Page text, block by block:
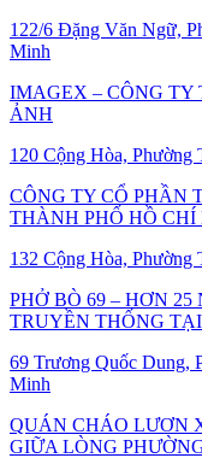
122/6 Đặng Văn Ngữ,
Minh
IMAGEX – CÔNG
ẢNH
120 Cộng Hòa, Phường
CÔNG TY CỔ PHẦN
THÀNH PHỐ HỒ CHÍ
132 Cộng Hòa, Phường
PHỞ BÒ 69 – HƠN
TRUYỀN THỐNG
69 Trương Quốc Dung,
Minh
QUÁN CHÁO LƯƠN
GIỮA LÒNG